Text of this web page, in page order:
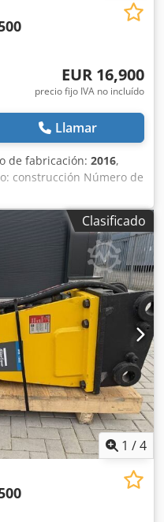
EUR 16,900
precio fijo IVA no incluído
Llamar
de fabricación: 2016,
construcción Número de
1.300 kg Características
de carga: 200 x 70 x 60
Aamjck Mantenimiento,
1 Estado
muy bueno
para las siguientes
de entrega: EXW
hidráulico
impacto: 330-680
de fabricación: DE
más información,
Clasificado
1 /4